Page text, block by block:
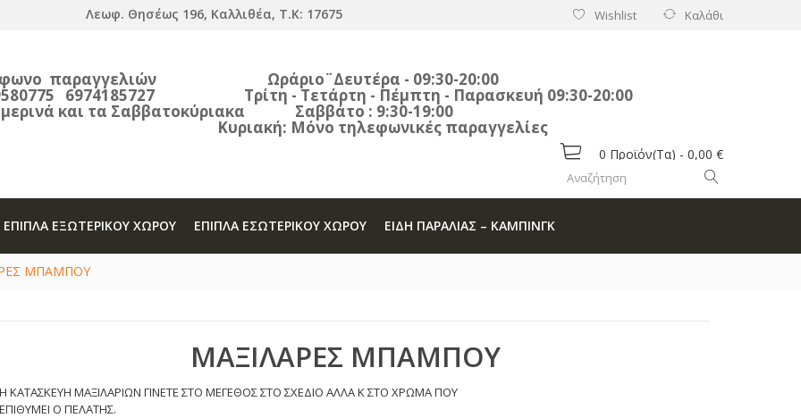
Λεωφ. Θησέως 196, Καλλιθέα, Τ.Κ: 17675 Καλάθι
Wishlist
παραγγελιών Ωράριο¨Δευτέρα - 09:30-20:00
6974185727 Τρίτη - Τετάρτη - Πέμπτη - Παρασκευή 09:30-20:00
και τα Σαββατοκύριακα Σαββάτο : 9:30-19:00
Μόνο τηλεφωνικές παραγγελίες
0 Προϊόν(τα) - 0,00 €
ΈΠΙΠΛΑ ΕΞΩΤΕΡΙΚΟΥ ΧΩΡΟΥ ΈΠΙΠΛΑ ΕΣΩΤΕΡΙΚΟΥ ΧΩΡΟΥ ΕΙΔΗ ΠΑΡΑΛΙΑΣ – ΚΑΜΠΙΝΓΚ
ΜΠΑΜΠΟΥ
ΜΑΞΙΛΑΡΕΣ ΜΠΑΜΠΟΥ
ΚΑΤΑΣΚΕΥΗ ΜΑΞΙΛΑΡΙΩΝ ΓΙΝΕΤΕ ΣΤΟ ΜΕΓΕΘΟΣ ΣΤΟ ΣΧΕΔΙΟ ΑΛΛΑ Κ ΣΤΟ ΧΡΩΜΑ ΠΟΥ
Ο ΠΕΛΑΤΗΣ.